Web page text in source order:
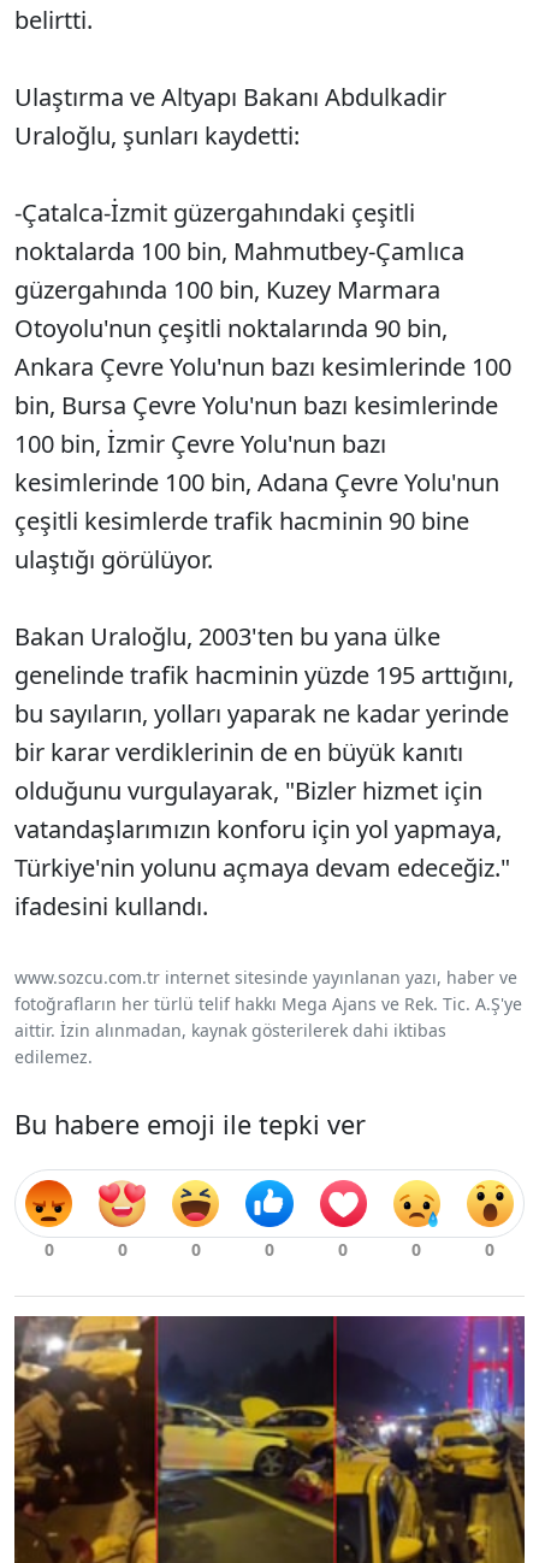
belirtti.
Ulaştırma ve Altyapı Bakanı Abdulkadir
Uraloğlu, şunları kaydetti:
-Çatalca-İzmit güzergahındaki çeşitli
noktalarda 100 bin, Mahmutbey-Çamlıca
güzergahında 100 bin, Kuzey Marmara
Otoyolu'nun çeşitli noktalarında 90 bin,
Ankara Çevre Yolu'nun bazı kesimlerinde 100
bin, Bursa Çevre Yolu'nun bazı kesimlerinde
100 bin, İzmir Çevre Yolu'nun bazı
kesimlerinde 100 bin, Adana Çevre Yolu'nun
çeşitli kesimlerde trafik hacminin 90 bine
ulaştığı görülüyor.
Bakan Uraloğlu, 2003'ten bu yana ülke
genelinde trafik hacminin yüzde 195 arttığını,
bu sayıların, yolları yaparak ne kadar yerinde
bir karar verdiklerinin de en büyük kanıtı
olduğunu vurgulayarak, "Bizler hizmet için
vatandaşlarımızın konforu için yol yapmaya,
Türkiye'nin yolunu açmaya devam edeceğiz."
ifadesini kullandı.
www.sozcu.com.tr internet sitesinde yayınlanan yazı, haber ve
fotoğrafların her türlü telif hakkı Mega Ajans ve Rek. Tic. A.Ş'ye
aittir. İzin alınmadan, kaynak gösterilerek dahi iktibas
edilemez.
Bu habere emoji ile tepki ver